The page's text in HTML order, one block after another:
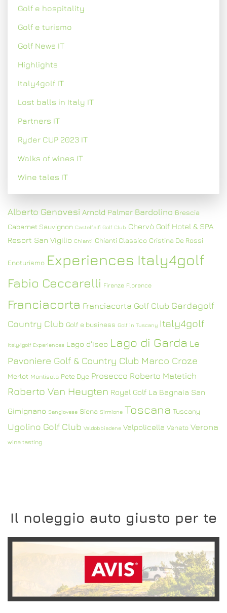
Golf e hospitality
Golf e turismo
Golf News IT
Highlights
Italy4golf IT
Lost balls in Italy IT
Partners IT
Ryder CUP 2023 IT
Walks of wines IT
Wine tales IT
Alberto Genovesi Arnold Palmer Bardolino Brescia
Cabernet Sauvignon Castelfalfi Golf Club Chervò Golf Hotel & SPA
Resort San Vigilio Chianti Chianti Classico Cristina De Rossi
Enoturismo Experiences Italy4golf
Fabio Ceccarelli Firenze Florence
Franciacorta Franciacorta Golf Club Gardagolf
Country Club Golf e business Golf in Tuscany Italy4golf
Italy4golf Experiences Lago d'Iseo Lago di Garda Le
Pavoniere Golf & Country Club Marco Croze
Merlot Montisola Pete Dye Prosecco Roberto Matetich
Roberto Van Heugten Royal Golf La Bagnaia San
Gimignano Sangiovese Siena Sirmione Toscana Tuscany
Ugolino Golf Club Valdobbiadene Valpolicella Veneto Verona
wine tasting
Il noleggio auto giusto per te
SCOPRI L'OFFERTA